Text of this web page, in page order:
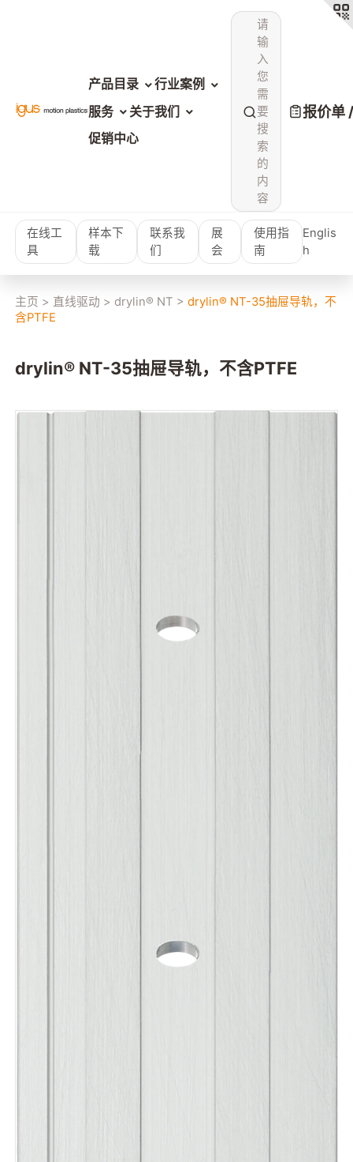
产品目录
行业案例
服务
关于我们
促销中心
请
输
入
您
需
要
搜
索
的
内
容
报价单
在线工
具
样本下
载
联系我
们
展
会
使用指
南
Englis
h
主页 > 直线驱动 > drylin® NT >drylin® NT-35抽屉导轨，不
含PTFE
drylin® NT-35抽屉导轨，不含PTFE